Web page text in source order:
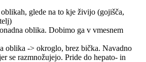
glede na to kje živijo (gojišča,
oblika. Dobimo ga v vmesnem
oblika -> okroglo, brez bička. Navadno
se razmnožujejo. Pride do hepato- in